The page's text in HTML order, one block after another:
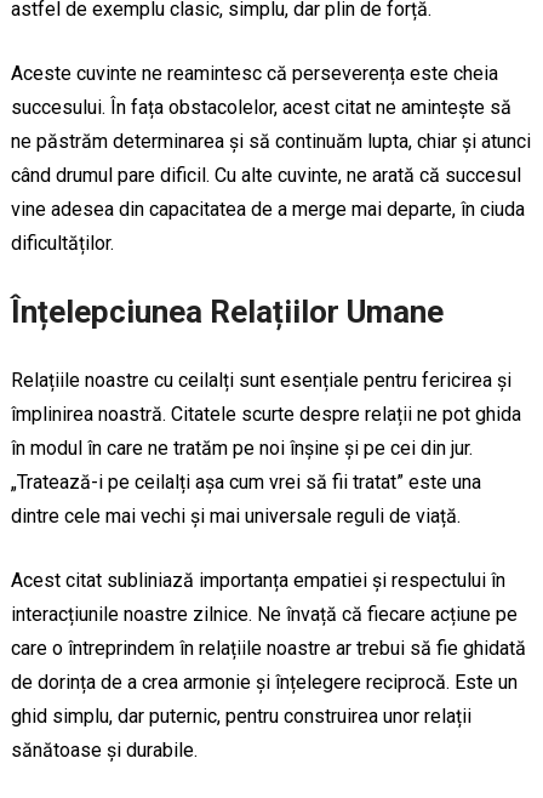
astfel de exemplu clasic, simplu, dar plin de forță.
Aceste cuvinte ne reamintesc că perseverența este cheia
succesului. În fața obstacolelor, acest citat ne amintește să
ne păstrăm determinarea și să continuăm lupta, chiar și atunci
când drumul pare dificil. Cu alte cuvinte, ne arată că succesul
vine adesea din capacitatea de a merge mai departe, în ciuda
dificultăților.
Înțelepciunea Relațiilor Umane
Relațiile noastre cu ceilalți sunt esențiale pentru fericirea și
împlinirea noastră. Citatele scurte despre relații ne pot ghida
în modul în care ne tratăm pe noi înșine și pe cei din jur.
„Tratează-i pe ceilalți așa cum vrei să fii tratat” este una
dintre cele mai vechi și mai universale reguli de viață.
Acest citat subliniază importanța empatiei și respectului în
interacțiunile noastre zilnice. Ne învață că fiecare acțiune pe
care o întreprindem în relațiile noastre ar trebui să fie ghidată
de dorința de a crea armonie și înțelegere reciprocă. Este un
ghid simplu, dar puternic, pentru construirea unor relații
sănătoase și durabile.